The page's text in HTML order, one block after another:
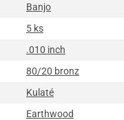
Banjo
5 ks
.010 inch
80/20 bronz
Kulaté
Earthwood